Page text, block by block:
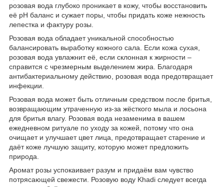
розовая вода глубоко проникает в кожу, чтобы восстановить
её pH баланс и сужает поры, чтобы придать коже нежность
лепестка и фактуру розы.
Розовая вода обладает уникальной способностью
балансировать выработку кожного сала. Если кожа сухая,
розовая вода увлажнит её, если склонная к жирности –
справится с чрезмерным выделением жира. Благодаря
антибактериальному действию, розовая вода предотвращает
инфекции.
Розовая вода может быть отличным средством после бритья,
возвращающим утраченную из-за жёсткого мыла и лосьона
для бритья влагу. Розовая вода незаменима в вашем
ежедневном ритуале по уходу за кожей, потому что она
очищает и улучшает цвет лица, предотвращает старение и
даёт коже лучшую защиту, которую может предложить
природа.
Аромат розы успокаивает разум и придаём вам чувство
потрясающей свежести. Розовую воду Khadi следует всегда